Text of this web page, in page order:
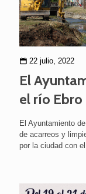
22 julio, 2022
El
el río
El Ayuntamiento
de acarreos y
por la ciudad con